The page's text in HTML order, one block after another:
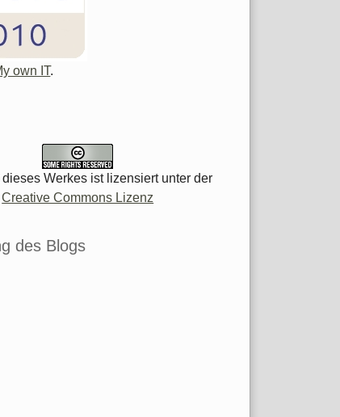
own IT.
dieses Werkes ist lizensiert unter der
Creative Commons Lizenz
des Blogs